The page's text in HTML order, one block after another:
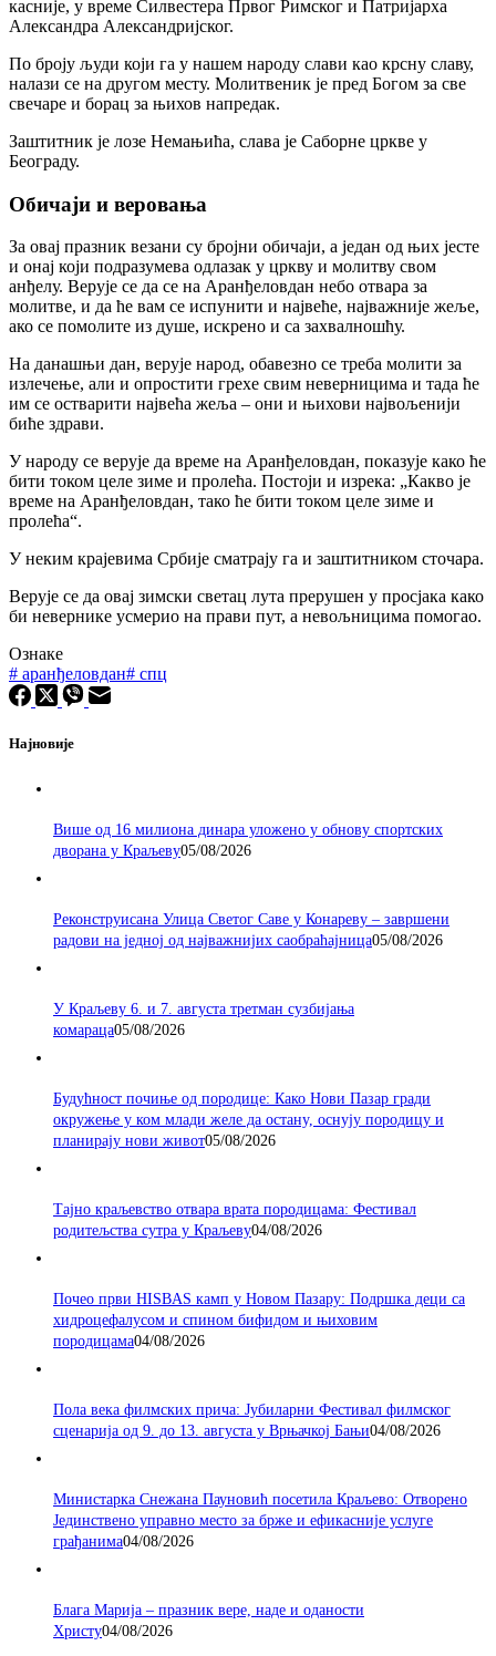
касније, у време Силвестера Првог Римског и Патријарха
Александра Александријског.
По броју људи који га у нашем народу слави као крсну славу,
налази се на другом месту. Молитвеник је пред Богом за све
свечаре и борац за њихов напредак.
Заштитник је лозе Немањића, слава је Саборне цркве у
Београду.
Обичаји и веровања
За овај празник везани су бројни обичаји, а један од њих јесте
и онај који подразумева одлазак у цркву и молитву свом
анђелу. Верује се да се на Аранђеловдан небо отвара за
молитве, и да ће вам се испунити и највеће, најважније жеље,
ако се помолите из душе, искрено и са захвалношћу.
На данашњи дан, верује народ, обавезно се треба молити за
излечење, али и опростити грехе свим неверницима и тада ће
им се остварити највећа жеља – они и њихови највољенији
биће здрави.
У народу се верује да време на Аранђеловдан, показује како ће
бити током целе зиме и пролећа. Постоји и изрека: „Какво је
време на Аранђеловдан, тако ће бити током целе зиме и
пролећа“.
У неким крајевима Србије сматрају га и заштитником сточара.
Верује се да овај зимски светац лута прерушен у просјака како
би невернике усмерио на прави пут, а невољницима помогао.
Ознаке
# аранђеловдан# спц
Најновије
Више од 16 милиона динара уложено у обнову спортских
дворана у Краљеву05/08/2026
Реконструисана Улица Светог Саве у Конареву – завршени
радови на једној од најважнијих саобраћајница05/08/2026
У Краљеву 6. и 7. августа третман сузбијања
комараца05/08/2026
Будућност почиње од породице: Како Нови Пазар гради
окружење у ком млади желе да остану, оснују породицу и
планирају нови живот05/08/2026
Тајно краљевство отвара врата породицама: Фестивал
родитељства сутра у Краљеву04/08/2026
Почео први HISBAS камп у Новом Пазару: Подршка деци са
хидроцефалусом и спином бифидом и њиховим
породицама04/08/2026
Пола века филмских прича: Јубиларни Фестивал филмског
сценарија од 9. до 13. августа у Врњачкој Бањи04/08/2026
Министарка Снежана Пауновић посетила Краљево: Отворено
Јединствено управно место за брже и ефикасније услуге
грађанима04/08/2026
Блага Марија – празник вере, наде и оданости
Христу04/08/2026